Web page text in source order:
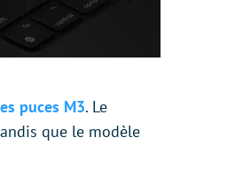
puces M3. Le
que le modèle